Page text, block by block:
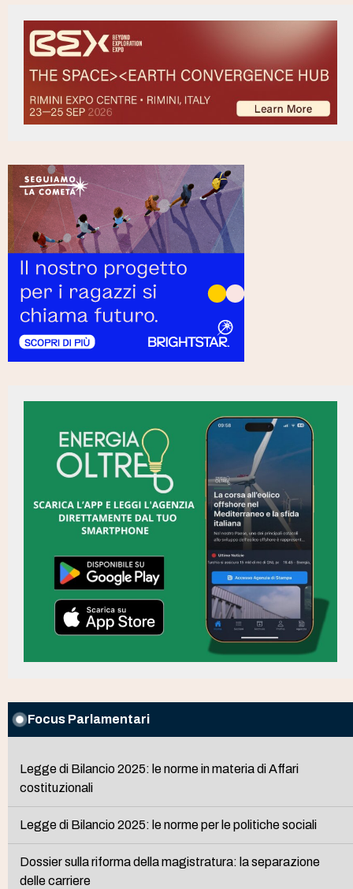
Focus Parlamentari
Legge di Bilancio 2025: le norme in materia di Affari
costituzionali
Legge di Bilancio 2025: le norme per le politiche sociali
Dossier sulla riforma della magistratura: la separazione
delle carriere